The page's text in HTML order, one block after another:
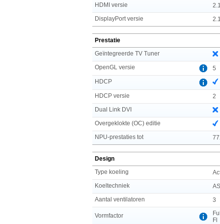
HDMI versie
DisplayPort versie
Prestatie
Geïntegreerde TV Tuner
OpenGL versie
5
HDCP
HDCP versie
2
Dual Link DVI
Overgeklokte (OC) editie
NPU-prestaties tot
Design
Type koeling
Koeltechniek
Aantal ventilatoren
3
Vormfactor
Fl